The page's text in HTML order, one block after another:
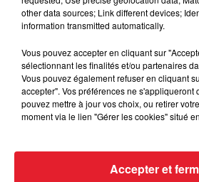
other data sources; Link different devices;
information transmitted automatically.
Vous pouvez accepter en cliquant sur
sélectionnant les finalités et/ou partenaires
Vous pouvez également refuser en cliquant
accepter". Vos préférences ne s'appliqueront
pouvez mettre à jour vos choix, ou retirer
moment via le lien "Gérer les cookies" situé
Accepter et